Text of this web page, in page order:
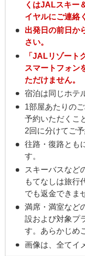
くはJALスキー
イヤルにご連絡
出発日の前日か
さい。
「JALリゾート
スマートフォン
ただけません。
宿泊は同じホテ
1部屋あたりの
予約いただくこ
2回に分けてご
往路・復路とも
す。
スキーバスなど
もてなしは旅行
でも返金できま
満席・満室など
設および対象プ
す。あらかじめ
画像は、全てイ